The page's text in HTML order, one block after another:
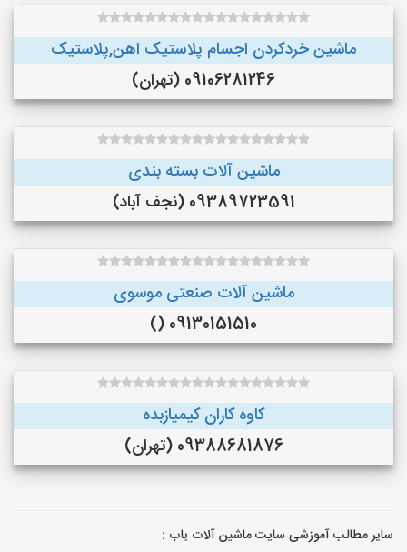
ماشین خردکردن اجسام پلاستیک اهن,پلاستیک
09106281246 (تهران)
ماشین آلات بسته بندی
09389723591 (نجف‌ آباد)
ماشین آلات صنعتی موسوی
09130151510 ()
کاوه کاران کیمیازبده
09388681876 (تهران)
سایر مطالب آموزشی سایت ماشین آلات یاب :